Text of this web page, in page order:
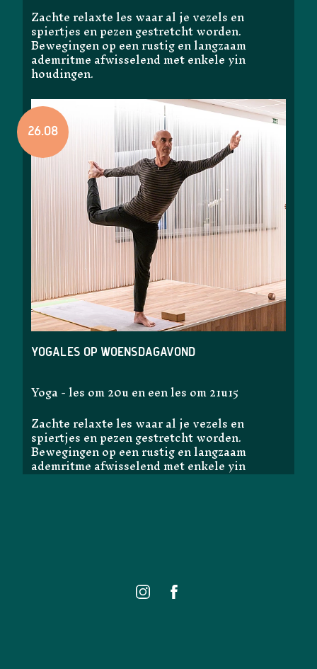
Zachte relaxte les waar al je vezels en
spiertjes en pezen gestretcht worden.
Bewegingen op een rustig en langzaam
ademritme afwisselend met enkele yin
houdingen.
26.08
Yogales op woensdagavond
Yoga - les om 20u en een les om 21u15
Zachte relaxte les waar al je vezels en
spiertjes en pezen gestretcht worden.
Bewegingen op een rustig en langzaam
ademritme afwisselend met enkele yin
houdingen.